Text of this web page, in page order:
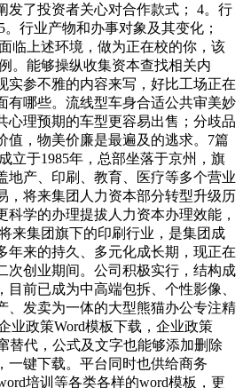
发了投资者关心对合作款式； 4。行
行业产物和办事对象及其变化；
临上述环境，做为正在校的你，该
。能够操纵收集资本查找相关内
实参不雅的内容来写，好比工场正在
有哪些。流线型车身合适公共审美妙
心理预期的车型更容易出售；分歧品
值，物美价廉是最遍及的逃求。7篇
立于1985年，总部坐落于京州，旗
地产、印刷、教育、医疗等多个营业
，将来集团人力资本部分转型升级历
科学的办理提拔人力资本办理效能，
来集团旗下的印刷行业，是集团成
年来的持久、多元化成长期，现正在
次创业期间。公司积极实行，结构成
前已成为中高端包拆、个性影像、
、发卖为一体的大型熊猫办公专注精
业政策Word模板下载，企业政策
替代，公式及文字也能够添加删除
一键下载。平台同时也供给商务
培训等各类各样的word模板，更